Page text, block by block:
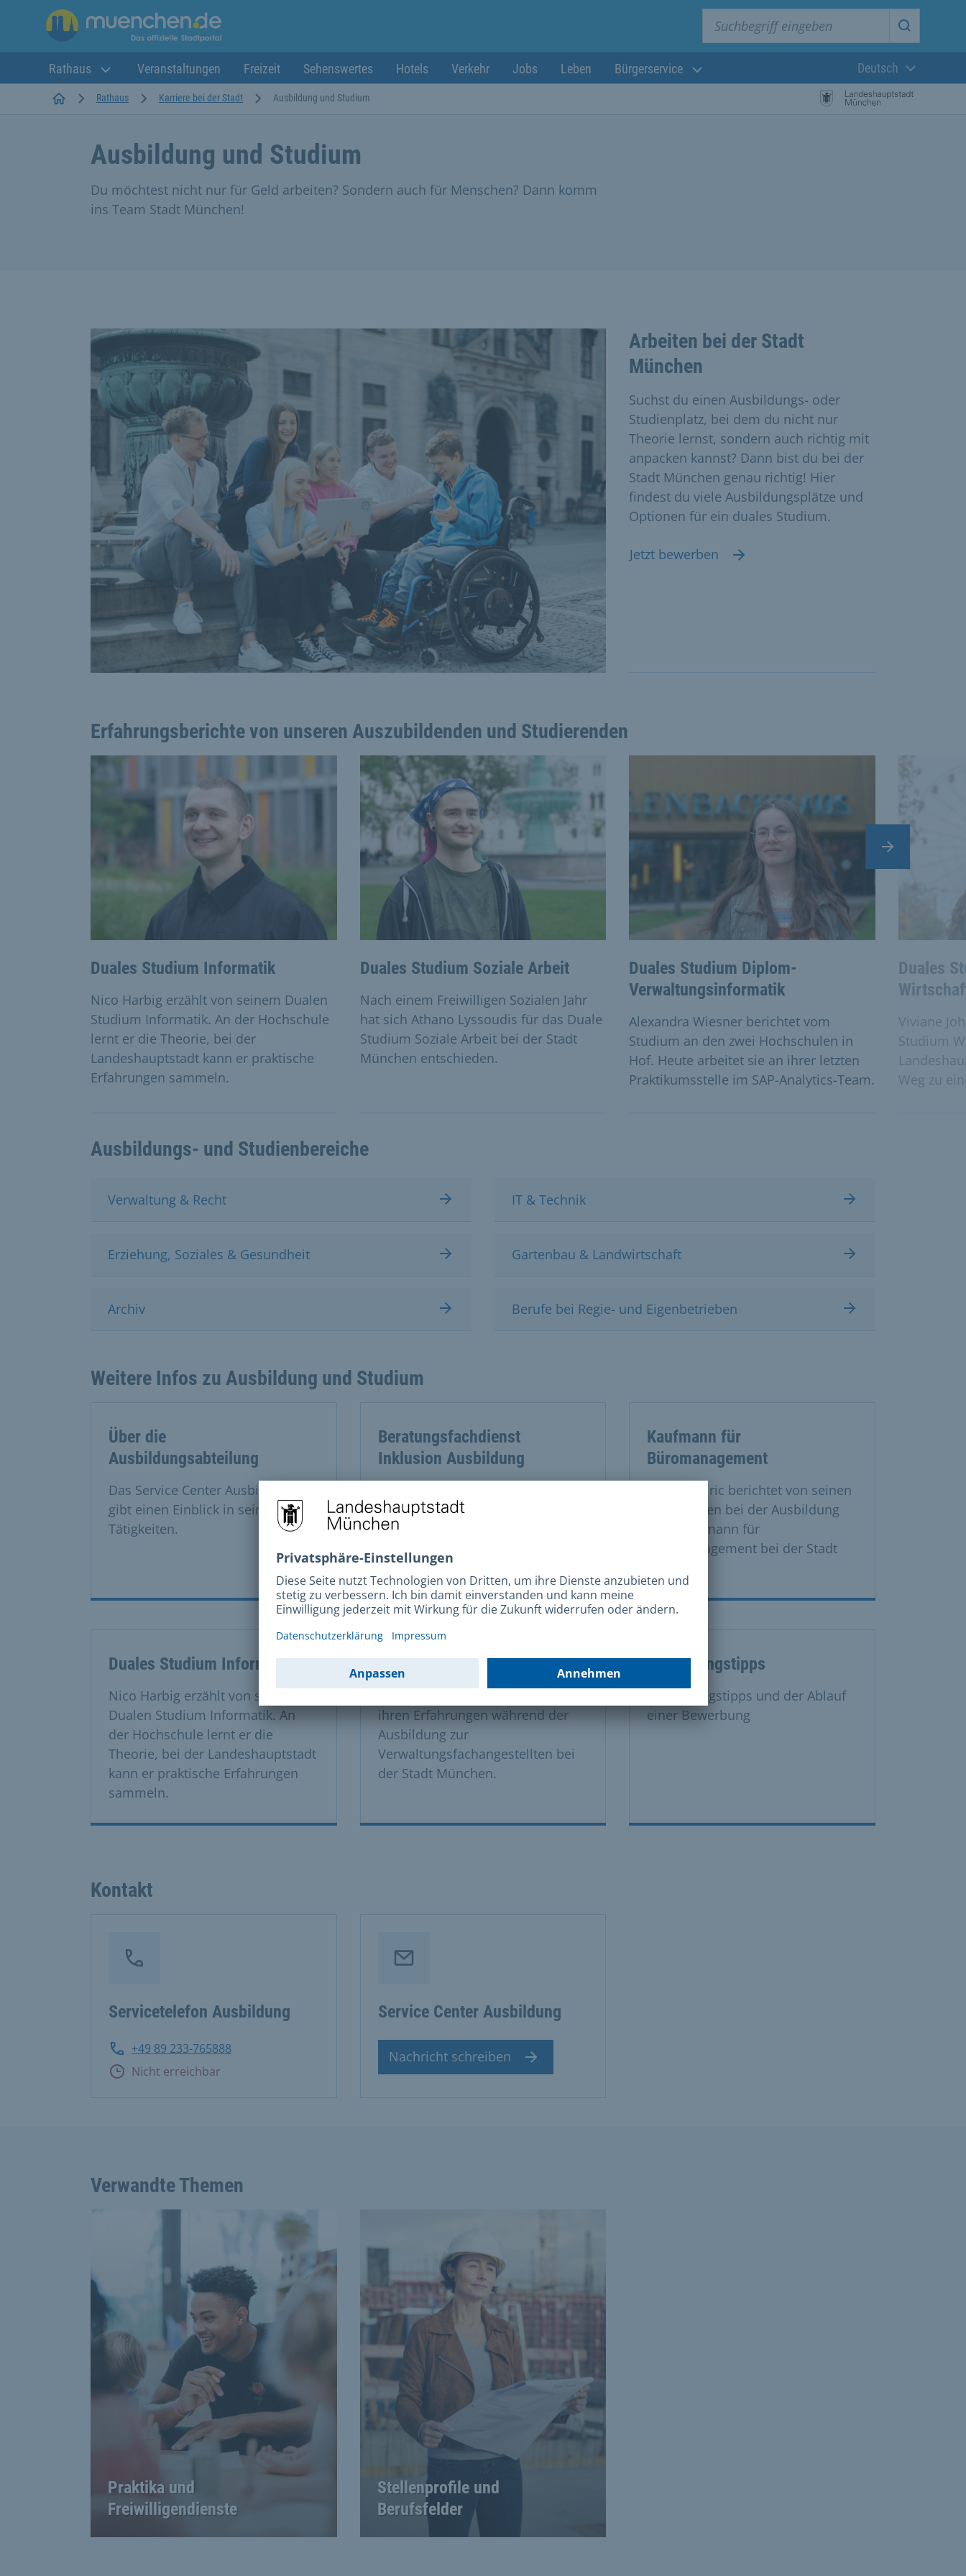
Suche
Rathaus Veranstaltungen Freizeit Sehenswertes Hotels Verkehr Jobs Leben Bürgerservice
Aktuelle
Deutsch
StartseiteRathaus Karriere bei der Stadt Ausbildung und Studium
Ausbildung und Studium
Du möchtest nicht nur für Geld arbeiten? Sondern auch für Menschen? Dann komm
ins Team Stadt München!
Arbeiten bei der Stadt
München
Suchst du einen Ausbildungs- oder
Studienplatz, bei dem du nicht nur
Theorie lernst, sondern auch richtig mit
anpacken kannst? Dann bist du bei der
Stadt München genau richtig! Hier
findest du viele Ausbildungsplätze und
Optionen für ein duales Studium.
Jetzt bewerben
Erfahrungsberichte von unseren Auszubildenden und Studierenden
This is a carousel with rotating cards. Use the previous and next buttons to navigate, and Enter to activate cards.
Duales Studium Informatik
Nico Harbig erzählt von seinem Dualen
Studium Informatik. An der Hochschule
lernt er die Theorie, bei der
Landeshauptstadt kann er praktische
Erfahrungen sammeln.
Duales Studium Soziale Arbeit
Nach einem Freiwilligen Sozialen Jahr
hat sich Athano Lyssoudis für das Duale
Studium Soziale Arbeit bei der Stadt
München entschieden.
Duales Studium Diplom-
Verwaltungsinformatik
Alexandra Wiesner berichtet vom
Studium an den zwei Hochschulen in
Hof. Heute arbeitet sie an ihrer letzten
Praktikumsstelle im SAP-Analytics-Team.
Duales
Viviane
Studium
Weg zu
Nächster Slide
Ausbildungs- und Studienbereiche
Verwaltung & Recht IT & Technik
Erziehung, Soziales & Gesundheit Gartenbau & Landwirtschaft
Archiv Berufe bei Regie- und Eigenbetrieben
Weitere Infos zu Ausbildung und Studium
Über die
Ausbildungsabteilung
Das Service Center Ausbildung
gibt einen Einblick in seine
Tätigkeiten.
Beratungsfachdienst
Inklusion Ausbildung
Beratungsfachdienstes Inklusion
stellt sich vor und schildert seine
Kaufmann für
Büromanagement
Amar Kadiric berichtet von seinen
Erfahrungen bei der Ausbildung
zum Kaufmann für
Büromanagement bei der Stadt
Duales Studium Informatik
Nico Harbig erzählt von seinem
Dualen Studium Informatik. An
der Hochschule lernt er die
Theorie, bei der Landeshauptstadt
kann er praktische Erfahrungen
sammeln.
Verwaltungsfachangestellte
ihren Erfahrungen während der
Ausbildung zur
Verwaltungsfachangestellten bei
der Stadt München.
Bewerbungstipps
Bewerbungstipps und der Ablauf
einer Bewerbung
Kontakt
Servicetelefon Ausbildung
+49 89 233-765888
Nicht erreichbar
Service Center Ausbildung
Nachricht schreiben
Verwandte Themen
Praktika und
Freiwilligendienste
Stellenprofile und
Berufsfelder